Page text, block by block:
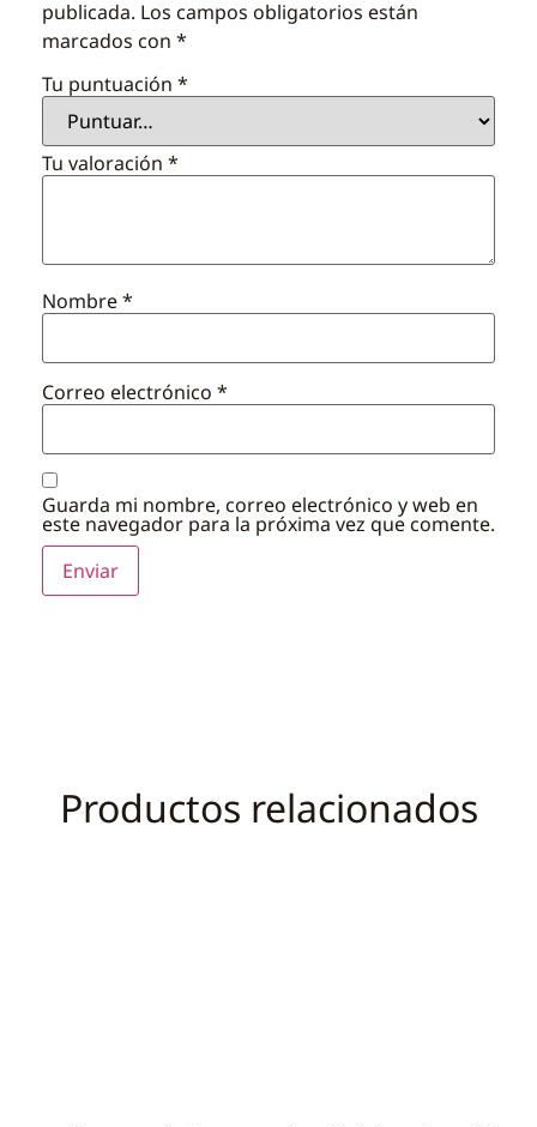
publicada. Los campos obligatorios están
marcados con *
Tu puntuación *
Tu valoración *
Nombre*
Correo electrónico *
Guarda mi nombre, correo electrónico y web en
este navegador para la próxima vez que comente.
Productos relacionados